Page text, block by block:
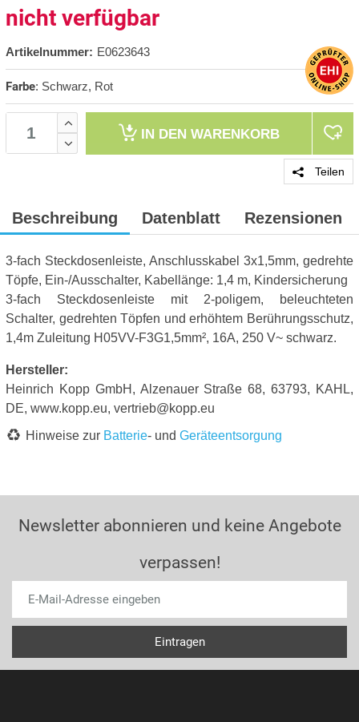
nicht verfügbar
Artikelnummer: E0623643
Farbe: Schwarz, Rot
IN DEN WARENKORB
Teilen
Beschreibung Datenblatt Rezensionen
3-fach Steckdosenleiste, Anschlusskabel 3x1,5mm, gedrehte
Töpfe, Ein-/Ausschalter, Kabellänge: 1,4 m, Kindersicherung
3-fach Steckdosenleiste mit 2-poligem, beleuchteten
Schalter, gedrehten Töpfen und erhöhtem Berührungsschutz,
1,4m Zuleitung H05VV-F3G1,5mm², 16A, 250 V~ schwarz.
Hersteller:
Heinrich Kopp GmbH, Alzenauer Straße 68, 63793, KAHL,
DE, www.kopp.eu, vertrieb@kopp.eu
Hinweise zur Batterie- und Geräteentsorgung
Newsletter abonnieren und keine Angebote
verpassen!